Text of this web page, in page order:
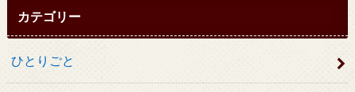
カテゴリー
ひとりごと